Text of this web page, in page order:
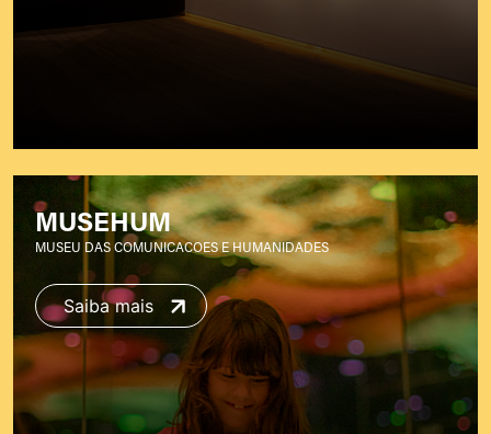
MUSEHUM
MUSEU DAS COMUNICACOES E HUMANIDADES
Saiba mais